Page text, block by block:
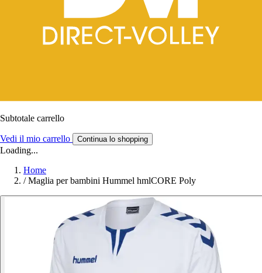
Subtotale carrello
Vedi il mio carrello Continua lo shopping
Loading...
Home
/ Maglia per bambini Hummel hmlCORE Poly